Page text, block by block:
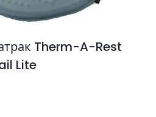
Therm-A-Rest
Lite